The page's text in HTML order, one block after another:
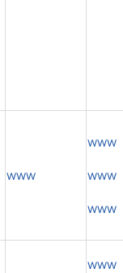
www
www
www
www
www